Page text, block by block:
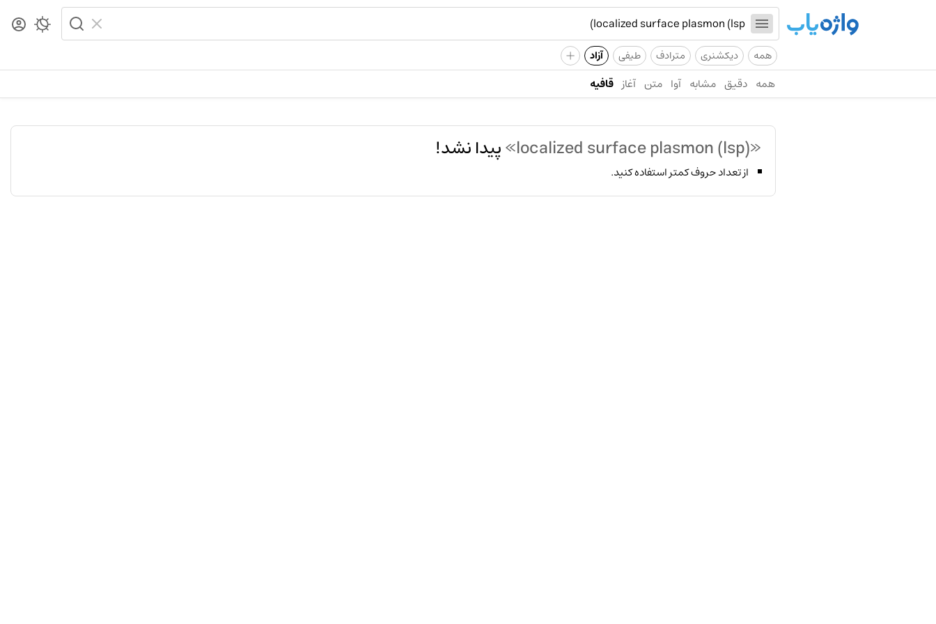
همه دیکشنری مترادف طیفی آزاد +
همه دقیق مشابه آوا متن آغاز قافیه
«localized surface plasmon (lsp)» پیدا نشد!
از تعداد حروف کمتر استفاده کنید.